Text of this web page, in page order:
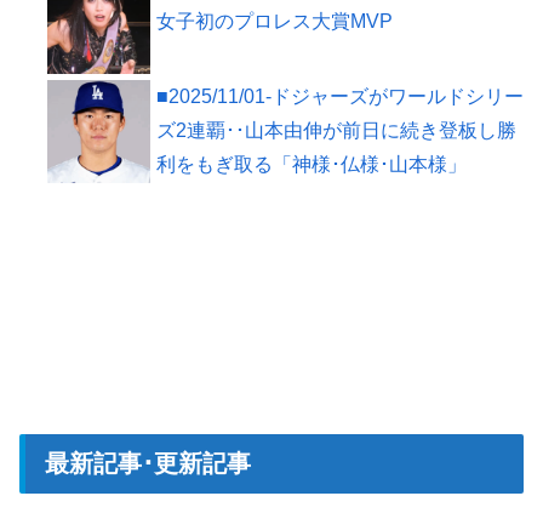
女子初のプロレス大賞MVP
■2025/11/01-ドジャーズがワールドシリー
ズ2連覇･･山本由伸が前日に続き登板し勝
利をもぎ取る「神様･仏様･山本様」
最新記事･更新記事